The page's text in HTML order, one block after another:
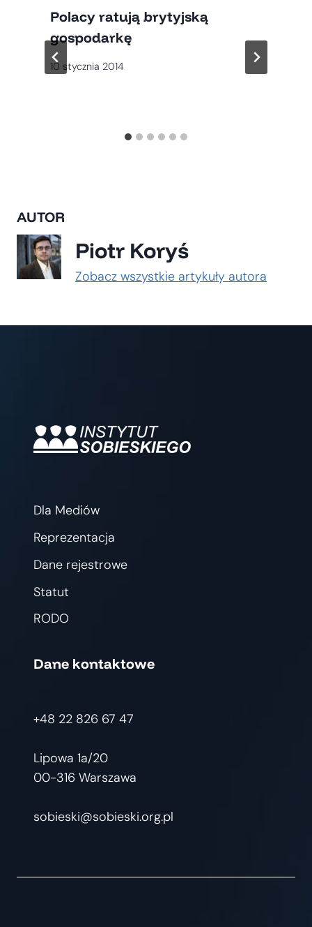
Polacy ratują brytyjską
gospodarkę
10 stycznia 2014
AUTOR
Piotr Koryś
Zobacz wszystkie artykuły autora
Dla Mediów
Reprezentacja
Dane rejestrowe
Statut
RODO
Dane kontaktowe
+48 22 826 67 47
Lipowa 1a/20
00-316 Warszawa
sobieski@sobieski.org.pl